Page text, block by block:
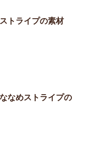
トライプの素材
なめストライプの